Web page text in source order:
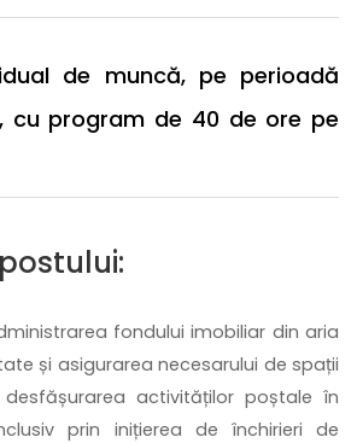
de muncă, pe perioadă
cu program de 40 de ore pe
fondului imobiliar din aria
și asigurarea necesarului de spații
activităților poștale în
prin inițierea de închirieri de